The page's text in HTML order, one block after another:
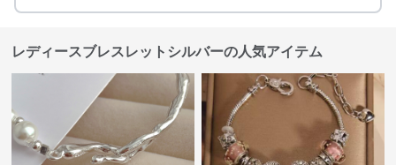
レディースブレスレットシルバーの人気アイテム